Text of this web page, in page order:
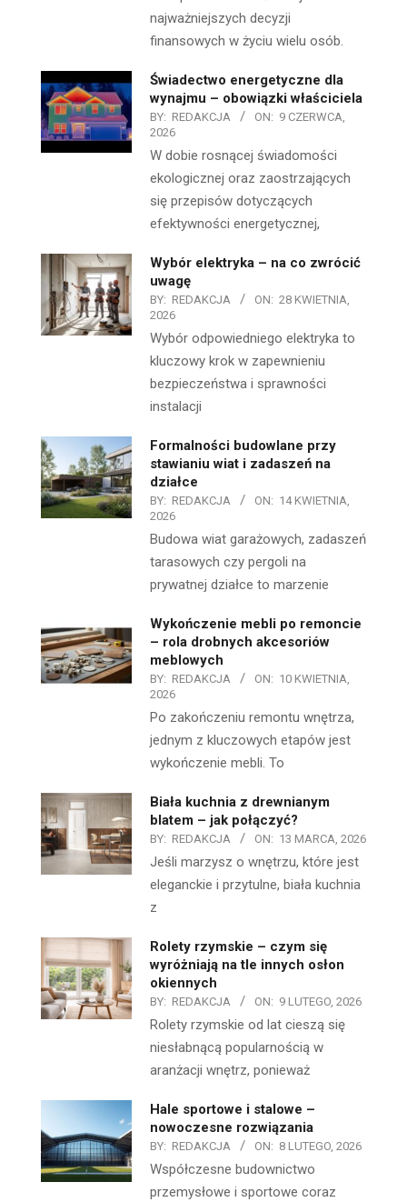
najważniejszych decyzji
finansowych w życiu wielu osób.
Świadectwo energetyczne dla
wynajmu – obowiązki właściciela
BY: REDAKCJA ON: 9 CZERWCA,
2026
W dobie rosnącej świadomości
ekologicznej oraz zaostrzających
się przepisów dotyczących
efektywności energetycznej,
Wybór elektryka – na co zwrócić
uwagę
BY: REDAKCJA ON: 28 KWIETNIA,
2026
Wybór odpowiedniego elektryka to
kluczowy krok w zapewnieniu
bezpieczeństwa i sprawności
instalacji
Formalności budowlane przy
stawianiu wiat i zadaszeń na
działce
BY: REDAKCJA ON: 14 KWIETNIA,
2026
Budowa wiat garażowych, zadaszeń
tarasowych czy pergoli na
prywatnej działce to marzenie
Wykończenie mebli po remoncie
– rola drobnych akcesoriów
meblowych
BY: REDAKCJA ON: 10 KWIETNIA,
2026
Po zakończeniu remontu wnętrza,
jednym z kluczowych etapów jest
wykończenie mebli. To
Biała kuchnia z drewnianym
blatem – jak połączyć?
BY: REDAKCJA ON: 13 MARCA, 2026
Jeśli marzysz o wnętrzu, które jest
eleganckie i przytulne, biała kuchnia
z
Rolety rzymskie – czym się
wyróżniają na tle innych osłon
okiennych
BY: REDAKCJA ON: 9 LUTEGO, 2026
Rolety rzymskie od lat cieszą się
niesłabnącą popularnością w
aranżacji wnętrz, ponieważ
Hale sportowe i stalowe –
nowoczesne rozwiązania
BY: REDAKCJA ON: 8 LUTEGO, 2026
Współczesne budownictwo
przemysłowe i sportowe coraz